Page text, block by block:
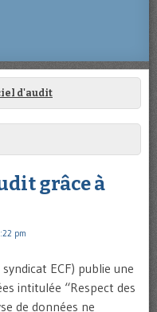
d'audit
grâce à
pm
ECF) publie une
intitulée “Respect des
de données ne